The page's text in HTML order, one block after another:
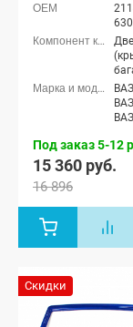
Под заказ 5-12
15 360 руб.
16 896
Скидки